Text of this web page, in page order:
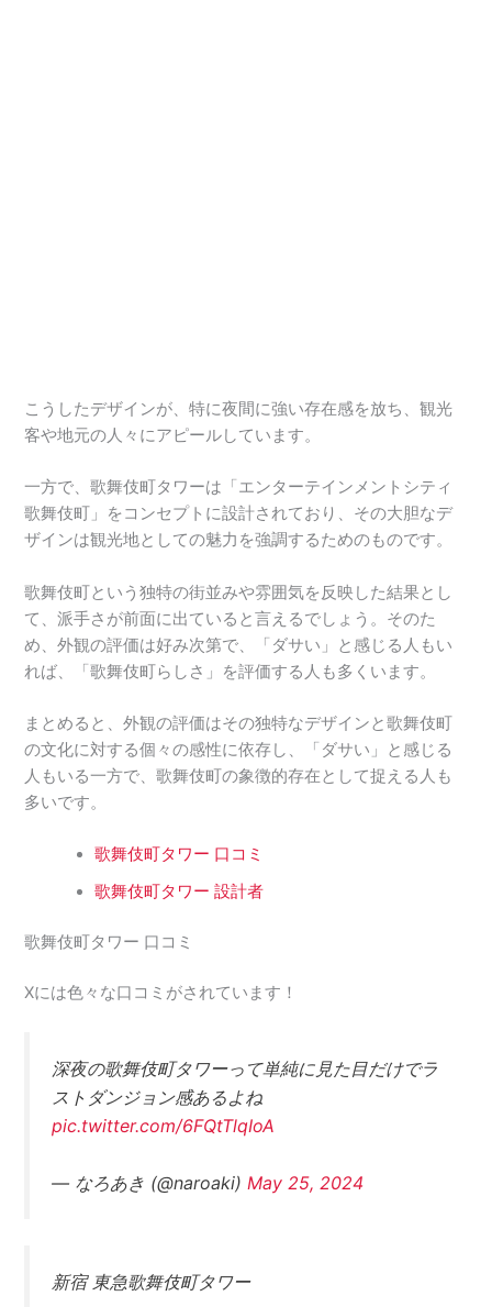
こうしたデザインが、特に夜間に強い存在感を放ち、観光
客や地元の人々にアピールしています。
一方で、歌舞伎町タワーは「エンターテインメントシティ
歌舞伎町」をコンセプトに設計されており、その大胆なデ
ザインは観光地としての魅力を強調するためのものです。
歌舞伎町という独特の街並みや雰囲気を反映した結果とし
て、派手さが前面に出ていると言えるでしょう。そのた
め、外観の評価は好み次第で、「ダサい」と感じる人もい
れば、「歌舞伎町らしさ」を評価する人も多くいます。
まとめると、外観の評価はその独特なデザインと歌舞伎町
の文化に対する個々の感性に依存し、「ダサい」と感じる
人もいる一方で、歌舞伎町の象徴的存在として捉える人も
多いです。
歌舞伎町タワー 口コミ
歌舞伎町タワー 設計者
歌舞伎町タワー 口コミ
Xには色々な口コミがされています！
深夜の歌舞伎町タワーって単純に見た目だけでラ
ストダンジョン感あるよね
pic.twitter.com/6FQtTlqIoA
— なろあき (@naroaki) May 25, 2024
新宿 東急歌舞伎町タワー